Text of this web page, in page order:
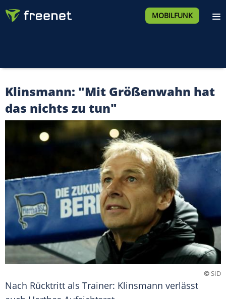
MOBILFUNK
Klinsmann: "Mit Größenwahn hat
das nichts zu tun"
©SID
Nach Rücktritt als Trainer: Klinsmann verlässt